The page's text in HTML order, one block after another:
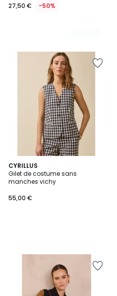
27,50 € -50%
CYRILLUS
Gilet de costume sans
manches vichy
55,00 €